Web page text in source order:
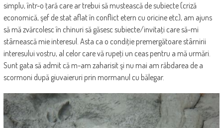
simplu, într-o ţară care ar trebui să mustească de subiecte (criză
economică, şef de stat aflat în conflict etern cu oricine etc), am ajuns
să mă zvărcolesc în chinuri să găsesc subiecte/invitaţi care să-mi
stârnească mie interesul. Asta ca o condiţie premergătoare stârnirii
interesului vostru, al celor care vă rupeţi un ceas pentru a mă urmări.
Sunt gata să admit că m-am zaharisit şi nu mai am răbdarea de a
scormoni după giuvaieruri prin mormanul cu bălegar.